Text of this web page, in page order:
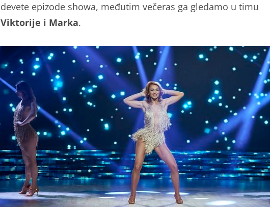
devete epizode showa, međutim večeras ga gledamo u timu
Viktorije i Marka.